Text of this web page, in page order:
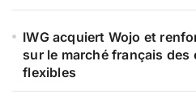
IWG acquiert Wojo et
sur le marché français des
flexibles